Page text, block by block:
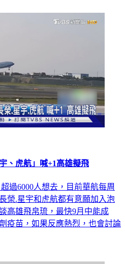
、虎航」喊+1高雄擬飛
過6000人想去，目前華航每周
榮.星宇和虎航都有意願加入泡
高雄飛帛琉，最快9月中能成
疫苗，如果反應熱烈，也會討論